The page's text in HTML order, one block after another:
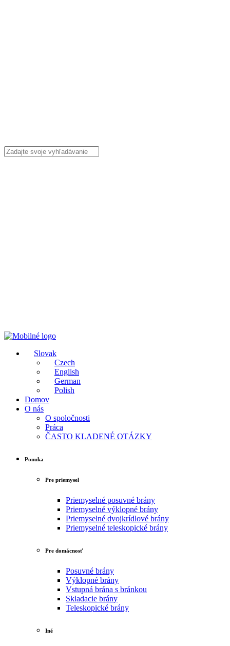
Slovak
Czech
English
German
Polish
Domov
O nás
O spoločnosti
Práca
ČASTO KLADENÉ OTÁZKY
Ponuka
Pre priemysel
Priemyselné posuvné brány
Priemyselné výklopné brány
Priemyselné dvojkrídlové brány
Priemyselné teleskopické brány
Pre domácnosť
Posuvné brány
Výklopné brány
Vstupná brána s bránkou
Skladacie brány
Teleskopické brány
Iné